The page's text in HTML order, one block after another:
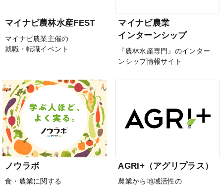
マイナビ農林水産FEST
マイナビ農業主催の
就職・転職イベント
マイナビ農業
インターンシップ
『農林水産専門』のインター
ンシップ情報サイト
ノウラボ
食・農業に関する
AGRI+（アグリプラス）
農業から地域活性の